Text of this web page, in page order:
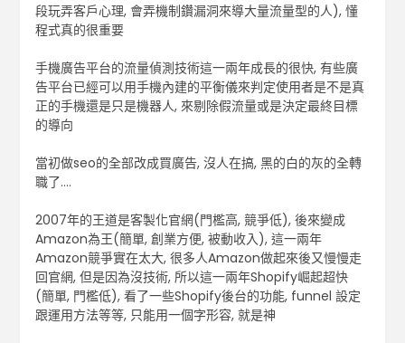
段玩弄客戶心理, 會弄機制鑽漏洞來導大量流量型的人), 懂
程式真的很重要
手機廣告平台的流量偵測技術這一兩年成長的很快, 有些廣
告平台已經可以用手機內建的平衡儀來判定使用者是不是真
正的手機還是只是機器人, 來剔除假流量或是決定最終目標
的導向
當初做seo的全部改成買廣告, 沒人在搞, 黑的白的灰的全轉
職了….
2007年的王道是客製化官網(門檻高, 競爭低), 後來變成
Amazon為王(簡單, 創業方便, 被動收入), 這一兩年
Amazon競爭實在太大, 很多人Amazon做起來後又慢慢走
回官網, 但是因為沒技術, 所以這一兩年Shopify崛起超快
(簡單, 門檻低), 看了一些Shopify後台的功能, funnel 設定
跟運用方法等等, 只能用一個字形容, 就是神